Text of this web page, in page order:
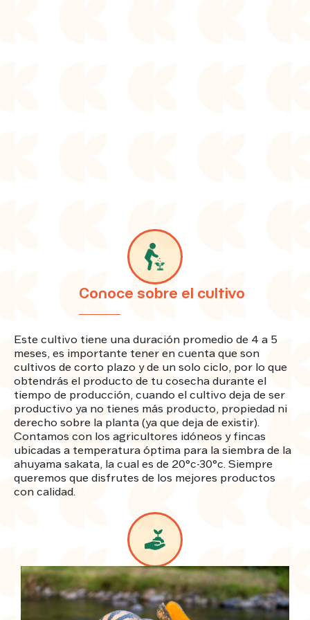
Image
Conoce sobre el cultivo
Este cultivo tiene una duración promedio de 4 a 5
meses, es importante tener en cuenta que son
cultivos de corto plazo y de un solo ciclo, por lo que
obtendrás el producto de tu cosecha durante el
tiempo de producción, cuando el cultivo deja de ser
productivo ya no tienes más producto, propiedad ni
derecho sobre la planta (ya que deja de existir).
Contamos con los agricultores idóneos y fincas
ubicadas a temperatura óptima para la siembra de la
ahuyama sakata, la cual es de 20°c-30°c. Siempre
queremos que disfrutes de los mejores productos
con calidad.
Image
Dato nutricional